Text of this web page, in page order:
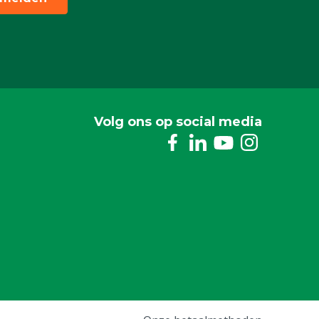
Volg ons op social media